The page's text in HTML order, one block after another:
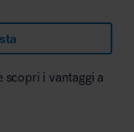
scopri i vantaggi a